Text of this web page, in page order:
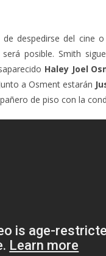
despedirse del cine
posible. Smith
Haley Joel
a Osment estarán
de piso con la